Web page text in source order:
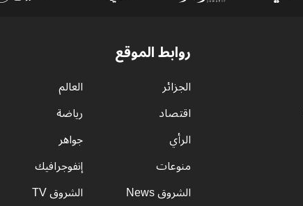
روابط الموقع
الجزائر
العالم
اقتصاد
رياضة
الرأي
جواهر
منوعات
إنفوجرافيك
الشروق News
الشروق TV